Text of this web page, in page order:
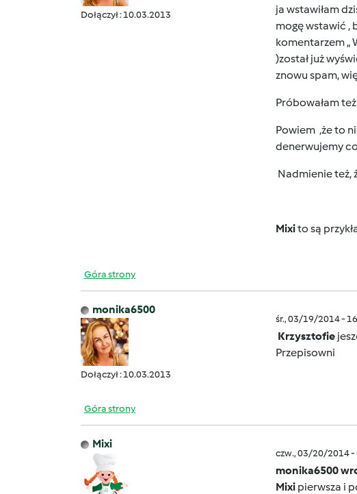
Dołączył : 10.03.2013
ja wstawiłam
mogę wstawić ,
komentarzem „
)został już
znowu spam,
Próbowałam
Powiem ,że to
denerwujemy
Nadmienie też,
Mixito są
Góra strony
monika6500
Dołączył : 10.03.2013
śr., 03/19/2014 -
Krzysztofie
Przepisowni
Góra strony
Mixi
czw., 03/20/2014 -
monika6500
Mixi pierwsza i